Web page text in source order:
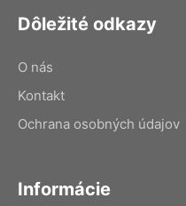
Dôležité odkazy
O nás
Kontakt
Ochrana osobných údajov
Informácie